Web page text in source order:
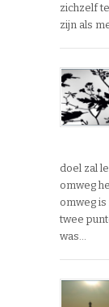
zichzelf
zijn als
doel zal
omweg
omweg
twee
was…